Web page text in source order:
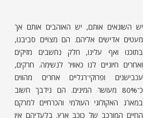
יש השונאים אותם, יש האוהבים אותם אך
מעטים אדישים אליהם. הם מצויים סביבנו,
בתוכנו ואף עלינו, חלק נחשבים מזיקים
ואחרים חיוניים לנו כאוויר לנשימה. חרקים,
עכבישנים ופרוקי־רגליים אחרים מהווים
כ־80% מעושר המינים. הם נידבך חשוב
במארג האקולוגי העולמי והכרחיים למרקם
החיים המורכב של כוכב ארץ. בלעדיהם אין